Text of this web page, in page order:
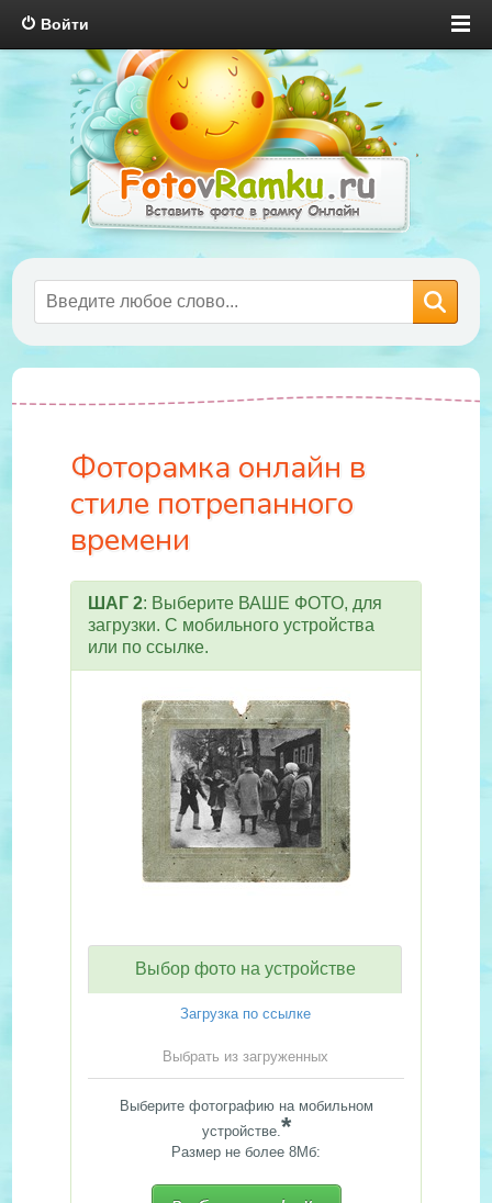
Войти
Фоторамка онлайн в
стиле потрепанного
времени
ШАГ 2: Выберите ВАШЕ ФОТО, для
загрузки. С мобильного устройства
или по ссылке.
Выбор фото на устройстве
Загрузка по ссылке
Выбрать из загруженных
Выберите фотографию на мобильном
устройстве.*
Размер не более 8Мб: